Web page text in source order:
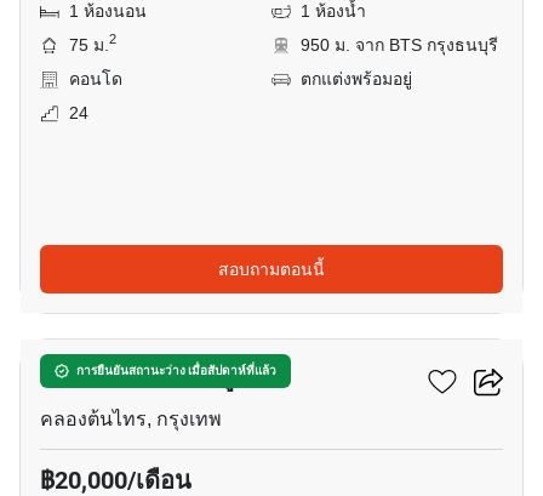
1 ห้องนอน
1 ห้องน้ำ
75 ม.2
950 ม. จาก BTS กรุงธนบุรี
คอนโด
ตกแต่งพร้อมอยู่
24
สอบถามตอนนี้
การยืนยันสถานะว่าง เมื่อสัปดาห์ที่แล้ว
13
เออบาโน่ แอปโซลูท
คลองต้นไทร, กรุงเทพ
฿20,000/เดือน